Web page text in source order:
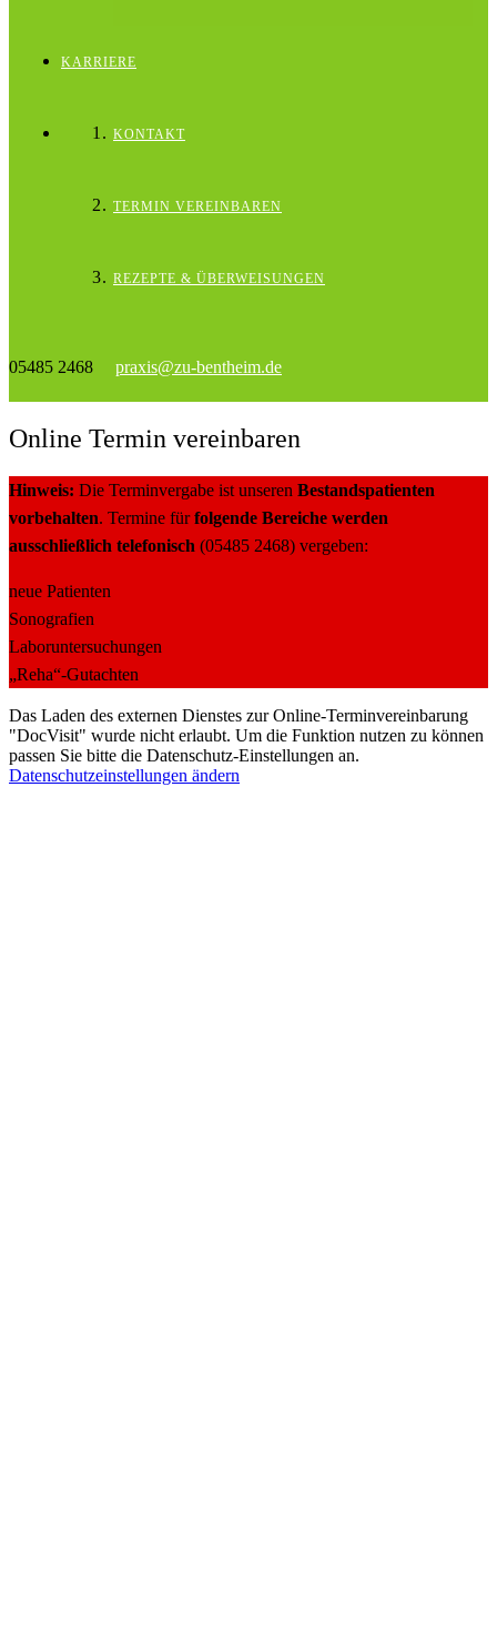
KARRIERE
KONTAKT
TERMIN VEREINBAREN
REZEPTE & ÜBERWEISUNGEN
05485 2468 praxis@zu-bentheim.de
Online Termin vereinbaren
Hinweis: Die Terminvergabe ist unseren Bestandspatienten
vorbehalten. Termine fürfolgende Bereiche werden
ausschließlich telefonisch (05485 2468) vergeben:
neue Patienten
Sonografien
Laboruntersuchungen
„Reha“-Gutachten
Das Laden des externen Dienstes zur Online-Terminvereinbarung
"DocVisit" wurde nicht erlaubt. Um die Funktion nutzen zu können
passen Sie bitte die Datenschutz-Einstellungen an.
Datenschutzeinstellungen ändern